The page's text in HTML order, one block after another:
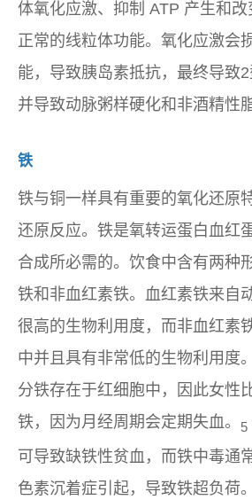
体氧化应激、抑制 ATP 产生和
正常的线粒体功能。氧化应激会
能，导致胰岛素抵抗，最终导致2
并导致动脉粥样硬化和非酒精性
铁
铁与铜一样具有重要的氧化还原
还原反应。铁是氧转运蛋白血红
合成所必需的。饮食中含有两种
铁和非血红素铁。血红素铁来自
很高的生物利用度，而非血红素
中并且具有非常低的生物利用度
分铁存在于红细胞中，因此女性
铁，因为月经周期会定期失血。
5
可导致缺铁性贫血，而铁中毒通
色素沉着症引起，导致铁超负荷。